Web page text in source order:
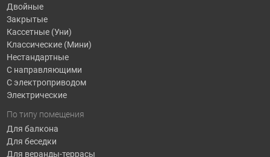
Двойные
Закрытые
Кассетные (Уни)
Классические (Мини)
Нестандартные
С направляющими
С электроприводом
Электрические
По типу помещения
Для балкона
Для беседки
Для веранды-террасы